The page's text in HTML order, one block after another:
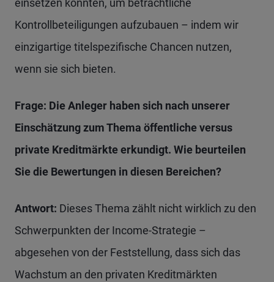
einsetzen könnten, um beträchtliche
Kontrollbeteiligungen aufzubauen – indem wir
einzigartige titelspezifische Chancen nutzen,
wenn sie sich bieten.
Frage: Die Anleger haben sich nach unserer
Einschätzung zum Thema öffentliche versus
private Kreditmärkte erkundigt. Wie beurteilen
Sie die Bewertungen in diesen Bereichen?
Antwort: Dieses Thema zählt nicht wirklich zu den
Schwerpunkten der Income-Strategie –
abgesehen von der Feststellung, dass sich das
Wachstum an den privaten Kreditmärkten